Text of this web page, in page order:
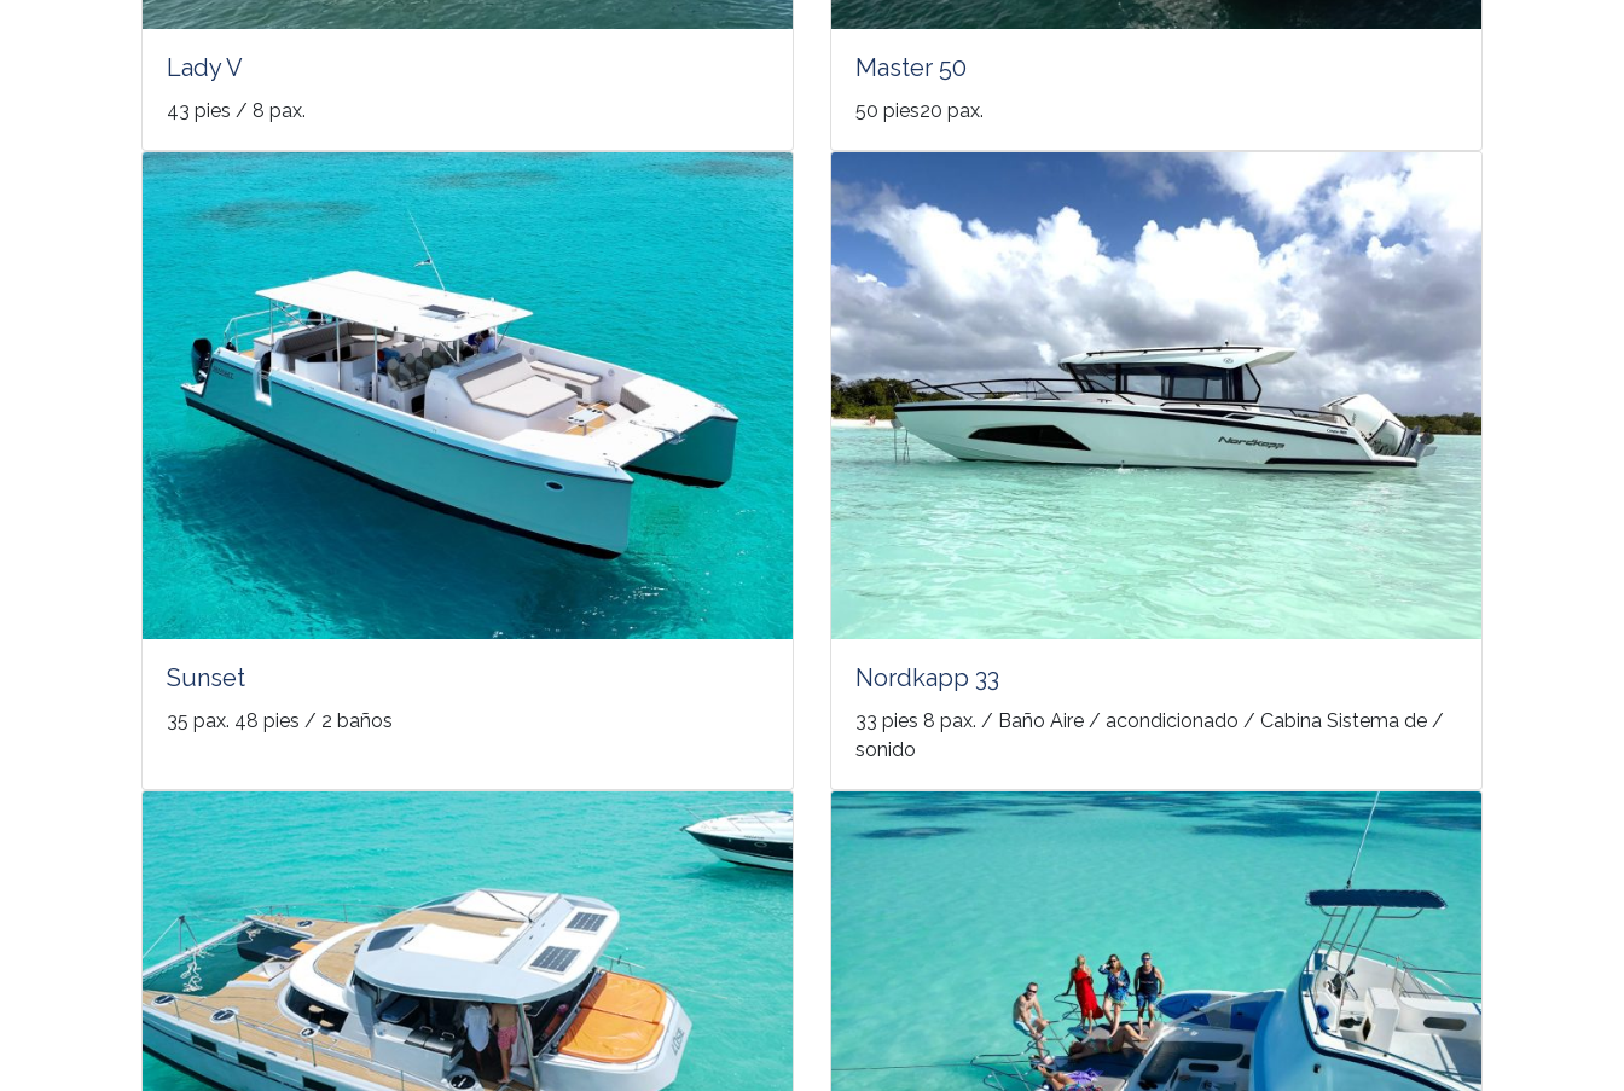
Lady V
43 pies / 8 pax.
Master 50
50 pies20 pax.
Sunset
35 pax. 48 pies / 2 baños
Nordkapp 33
33 pies 8 pax. / Baño Aire / acondicionado / Cabina Sistema de /
sonido